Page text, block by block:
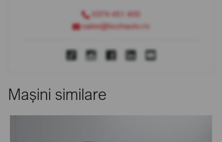
0374 451 400
sales@bcchauto.ro
Mașini similare